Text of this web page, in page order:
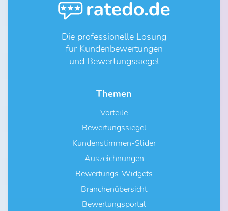
Die professionelle Lösung
für Kundenbewertungen
und Bewertungssiegel
Themen
Vorteile
Bewertungssiegel
Kundenstimmen-Slider
Auszeichnungen
Bewertungs-Widgets
Branchenübersicht
Bewertungsportal